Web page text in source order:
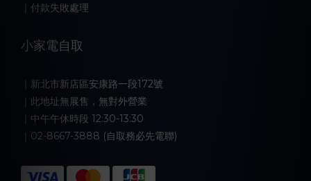
｜付款失敗處理
小家電自取
｜新北市新店區安康路一段172號
｜此地址無展售，無對外營業
｜中午午休時段 12:30-13:30
｜02-8667-3888 (自取務必先電聯)